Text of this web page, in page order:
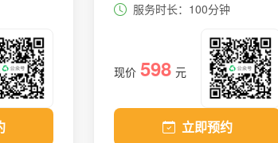
服务时长：100分钟
现价 598 元
立即预约